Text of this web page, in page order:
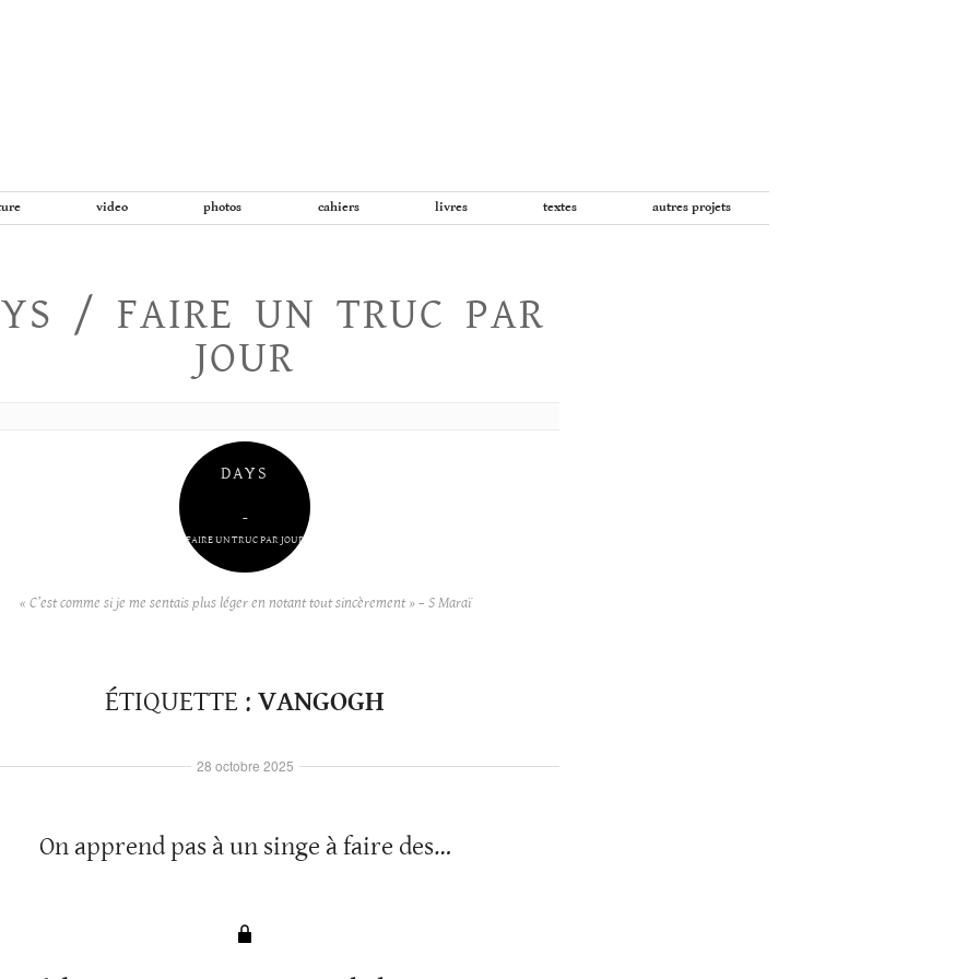
video photos cahiers livres textes autres projets
/ FAIRE UN TRUC PAR
JOUR
DAYS
–
FAIRE UN TRUC PAR JOUR
« C’est comme si je me sentais plus léger en notant tout sincèrement » – S Maraï
ÉTIQUETTE : VANGOGH
On apprend pas à un singe à faire des…
28 octobre 2025